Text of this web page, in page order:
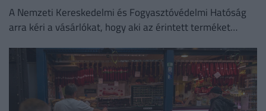
A Nemzeti Kereskedelmi és Fogyasztóvédelmi Hatóság
arra kéri a vásárlókat, hogy aki az érintett terméket